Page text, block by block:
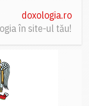
doxologia.ro
în site-ul tău!